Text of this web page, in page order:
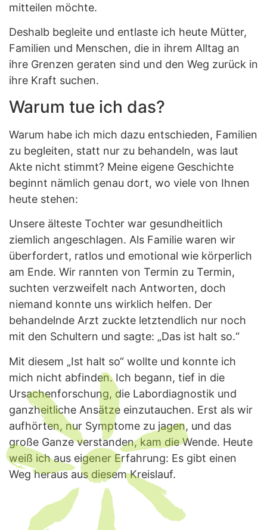
mitteilen möchte.
Deshalb begleite und entlaste ich heute Mütter,
Familien und Menschen, die in ihrem Alltag an
ihre Grenzen geraten sind und den Weg zurück in
ihre Kraft suchen.
Warum tue ich das?
Warum habe ich mich dazu entschieden, Familien
zu begleiten, statt nur zu behandeln, was laut
Akte nicht stimmt? Meine eigene Geschichte
beginnt nämlich genau dort, wo viele von Ihnen
heute stehen:
Unsere älteste Tochter war gesundheitlich
ziemlich angeschlagen. Als Familie waren wir
überfordert, ratlos und emotional wie körperlich
am Ende. Wir rannten von Termin zu Termin,
suchten verzweifelt nach Antworten, doch
niemand konnte uns wirklich helfen. Der
behandelnde Arzt zuckte letztendlich nur noch
mit den Schultern und sagte: „Das ist halt so.“
Mit diesem „Ist halt so“ wollte und konnte ich
mich nicht abfinden. Ich begann, tief in die
Ursachenforschung, die Labordiagnostik und
ganzheitliche Ansätze einzutauchen. Erst als wir
aufhörten, nur Symptome zu jagen, und das
große Ganze verstanden, kam die Wende. Heute
weiß ich aus eigener Erfahrung: Es gibt einen
Weg heraus aus diesem Kreislauf.